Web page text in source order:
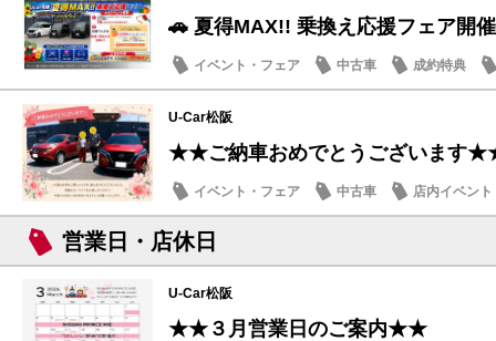
🚗 夏得MAX!! 乗換え応援フェア開
イベント・フェア 中古車 成約特典
U-Car松阪
★★ご納車おめでとうございます
イベント・フェア 中古車 店内イベント
営業日・店休日
U-Car松阪
★★３月営業日のご案内★★